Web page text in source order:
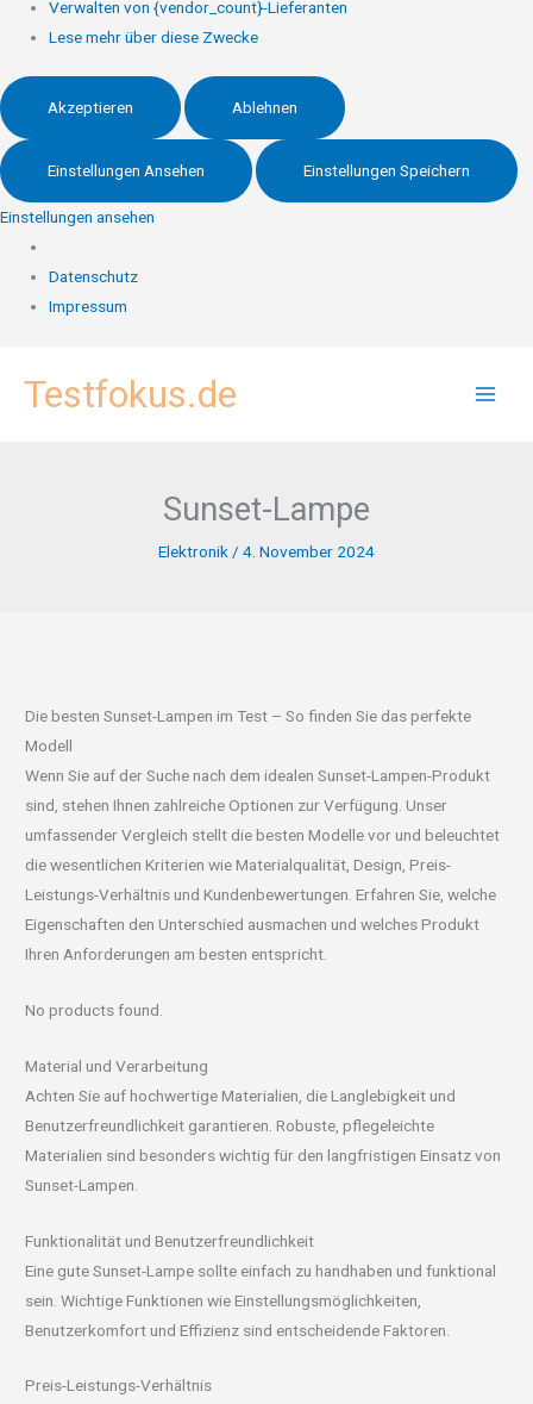
Verwalten von {vendor_count}-Lieferanten
Lese mehr über diese Zwecke
Akzeptieren Ablehnen
Einstellungen Ansehen Einstellungen Speichern
Einstellungen ansehen
Datenschutz
Impressum
InhaltTestfokus.de
Sunset-Lampe
Elektronik / 4. November 2024
Die besten Sunset-Lampen im Test – So finden Sie das perfekte
Modell
Wenn Sie auf der Suche nach dem idealen Sunset-Lampen-Produkt
sind, stehen Ihnen zahlreiche Optionen zur Verfügung. Unser
umfassender Vergleich stellt die besten Modelle vor und beleuchtet
die wesentlichen Kriterien wie Materialqualität, Design, Preis-
Leistungs-Verhältnis und Kundenbewertungen. Erfahren Sie, welche
Eigenschaften den Unterschied ausmachen und welches Produkt
Ihren Anforderungen am besten entspricht.
No products found.
Material und Verarbeitung
Achten Sie auf hochwertige Materialien, die Langlebigkeit und
Benutzerfreundlichkeit garantieren. Robuste, pflegeleichte
Materialien sind besonders wichtig für den langfristigen Einsatz von
Sunset-Lampen.
Funktionalität und Benutzerfreundlichkeit
Eine gute Sunset-Lampe sollte einfach zu handhaben und funktional
sein. Wichtige Funktionen wie Einstellungsmöglichkeiten,
Benutzerkomfort und Effizienz sind entscheidende Faktoren.
Preis-Leistungs-Verhältnis